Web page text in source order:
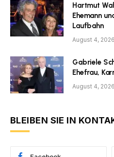
Hartmut
Ehemann
Laufbahn
August 4, 2026
Gabriele
Ehefrau,
August 4, 2026
BLEIBEN SIE IN